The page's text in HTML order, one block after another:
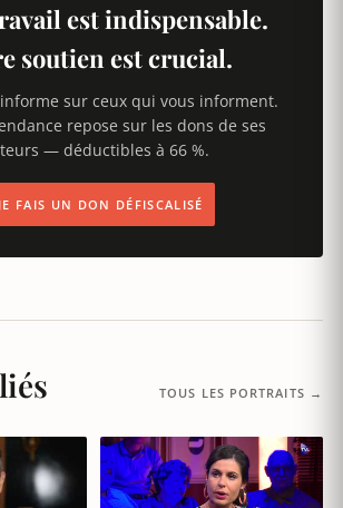
est indispensable.
soutien est crucial.
informe sur ceux qui vous informent.
repose sur les dons de ses
— déductibles à 66 %.
FAIS UN DON DÉFISCALISÉ
TOUS LES PORTRAITS →